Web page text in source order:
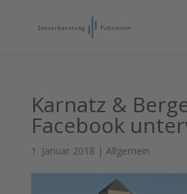
Karnatz &
Facebook
1. Januar 2018 | Allgemein